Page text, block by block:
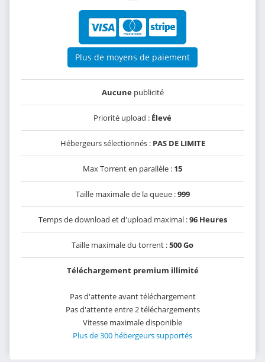
Plus de moyens de paiement
Aucunepublicité
Priorité upload : Élevé
Hébergeurs sélectionnés : PAS DE LIMITE
Max Torrent en parallèle : 15
Taille maximale de la queue :999
Temps de download et d'upload maximal :96 Heures
Taille maximale du torrent :500 Go
Téléchargement premium illimité
Pas d'attente avant téléchargement
Pas d'attente entre 2 téléchargements
Vitesse maximale disponible
Plus de 300 hébergeurs supportés